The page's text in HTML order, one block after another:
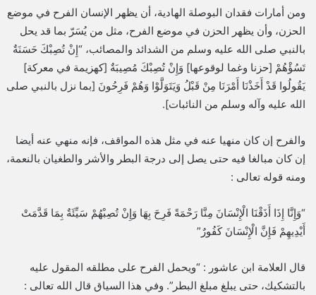
ومن أمارات فقدان البوصلة الهادية، أن يظهر الإنسان الفرح في موضع
الحزن، وأن يظهر الحزن في موضع الفرح، مثل من يُسَرّ بما قد يحل
بالنبي صلى الله عليه وسلم من الشدائد والمصائب، “إِنْ تُصِبْكَ حَسَنَةٌ
تَسُؤْهُمْ [حزنا وغما لوقوعها] وَإِنْ تُصِبْكَ مُصِيبَةٌ [كهزيمة في معركة]
يَقُولُوا قَدْ أَخَذْنَا أَمْرَنَا مِنْ قَبْلُ وَيَتَوَلَّوْا وَهُمْ فَرِحُونَ [بما نزل بالنبي صلى
الله عليه وآله وسلم من النائبات].
والفرح إن كان منهيا عنه في مثل هذه المواقف، فإنه منهي عنه أيضا
إن كان مبالغا فيه حتى يصل إلى درجة البطر والأشر والطغيان بالنعمة،
ومنه قوله تعالى :
“وَإِنَّا إِذَا أَذَقْنَا الْإِنْسَانَ مِنَّا رَحْمَةً فَرِحَ بِهَا وَإِنْ تُصِبْهُمْ سَيِّئَةٌ بِمَا قَدَّمَتْ
أَيْدِيهِمْ فَإِنَّ الْإِنْسَانَ كَفُورٌ”
قال العلامة ابن عاشور : “ويحمل الفرح على مطلقه المقول عليه
بالتشكيك، حتى يبلغ مبلغ البطر”. وفي هذا السياق قال الله تعالى :